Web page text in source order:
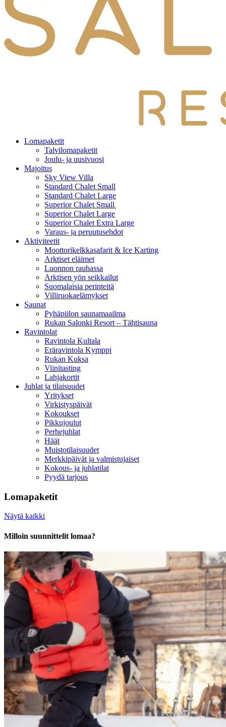
Lomapaketit
Talvilomapaketit
Joulu- ja uusivuosi
Majoitus
Sky View Villa
Standard Chalet Small
Standard Chalet Large
Superior Chalet Small
Superior Chalet Large
Superior Chalet Extra Large
Varaus- ja peruutusehdot
Aktiviteetit
Moottorikelkkasafarit & Ice Karting
Arktiset eläimet
Luonnon rauhassa
Arktisen yön seikkailut
Suomalaisia perinteitä
Villiruokaelämykset
Saunat
Pyhäpiilon saunamaailma
Rukan Salonki Resort – Tähtisauna
Ravintolat
Ravintola Kultala
Eräravintola Kymppi
Rukan Kuksa
Viinitasting
Lahjakortit
Juhlat ja tilaisuudet
Yritykset
Virkistyspäivät
Kokoukset
Pikkujoulut
Perhejuhlat
Häät
Muistotilaisuudet
Merkkipäivät ja valmistujaiset
Kokous- ja juhlatilat
Pyydä tarjous
Lomapaketit
Näytä kaikki
Milloin suunnittelit lomaa?